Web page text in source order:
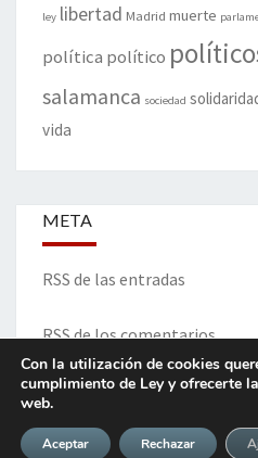
ley libertad Madrid muerte
política político
salamanca sociedad
vida
META
RSS de las entradas
RSS de los comentarios
Con la utilización de cookies
cumplimiento de Ley y ofrecerte
web.
Aceptar Rechazar